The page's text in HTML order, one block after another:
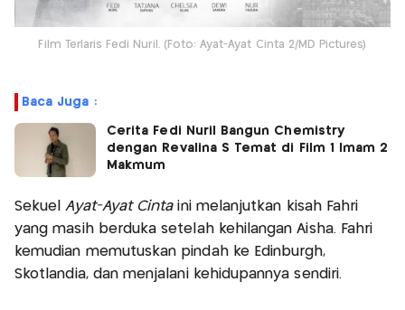
Film Terlaris Fedi Nuril. (Foto: Ayat-Ayat Cinta 2/MD Pictures)
Baca Juga :
Cerita Fedi Nuril Bangun Chemistry
dengan Revalina S Temat di Film 1 Imam 2
Makmum
Sekuel Ayat-Ayat Cintaini melanjutkan kisah Fahri
yang masih berduka setelah kehilangan Aisha. Fahri
kemudian memutuskan pindah ke Edinburgh,
Skotlandia, dan menjalani kehidupannya sendiri.